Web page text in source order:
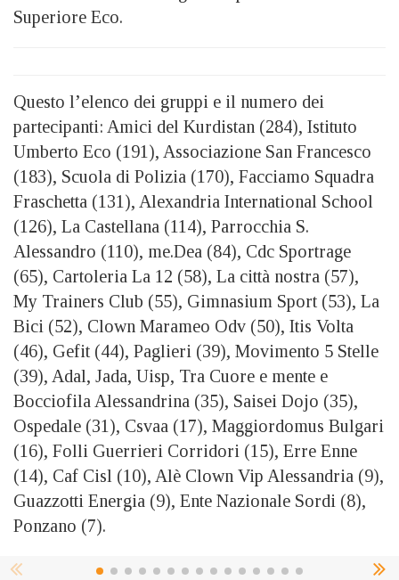
Superiore Eco.
Questo l’elenco dei gruppi e il numero dei
partecipanti: Amici del Kurdistan (284), Istituto
Umberto Eco (191), Associazione San Francesco
(183), Scuola di Polizia (170), Facciamo Squadra
Fraschetta (131), Alexandria International School
(126), La Castellana (114), Parrocchia S.
Alessandro (110), me.Dea (84), Cdc Sportrage
(65), Cartoleria La 12 (58), La città nostra (57),
My Trainers Club (55), Gimnasium Sport (53), La
Bici (52), Clown Marameo Odv (50), Itis Volta
(46), Gefit (44), Paglieri (39), Movimento 5 Stelle
(39), Adal, Jada, Uisp, Tra Cuore e mente e
Bocciofila Alessandrina (35), Saisei Dojo (35),
Ospedale (31), Csvaa (17), Maggiordomus Bulgari
(16), Folli Guerrieri Corridori (15), Erre Enne
(14), Caf Cisl (10), Alè Clown Vip Alessandria (9),
Guazzotti Energia (9), Ente Nazionale Sordi (8),
Ponzano (7).